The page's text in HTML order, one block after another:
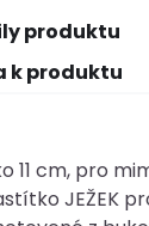
produktu
k produktu
11 cm, pro
JEŽEK